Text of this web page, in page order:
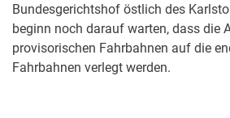
Bundesgerichtshof östlich des
beginn noch darauf warten, dass die
provisorischen Fahrbahnen auf die
Fahrbahnen verlegt werden.